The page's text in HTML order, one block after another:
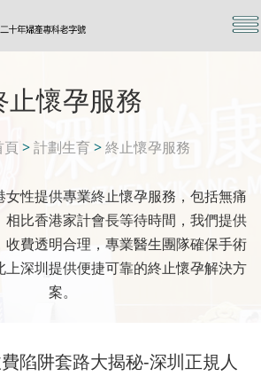
止懷孕服務
頁 >計劃生育>終止懷孕服務
性提供專業終止懷孕服務，包括無痛
相比香港家計會長等待時間，我們提供
收費透明合理，專業醫生團隊確保手術
上深圳提供便捷可靠的終止懷孕解決方
案。
陷阱套路大揭秘-深圳正規人